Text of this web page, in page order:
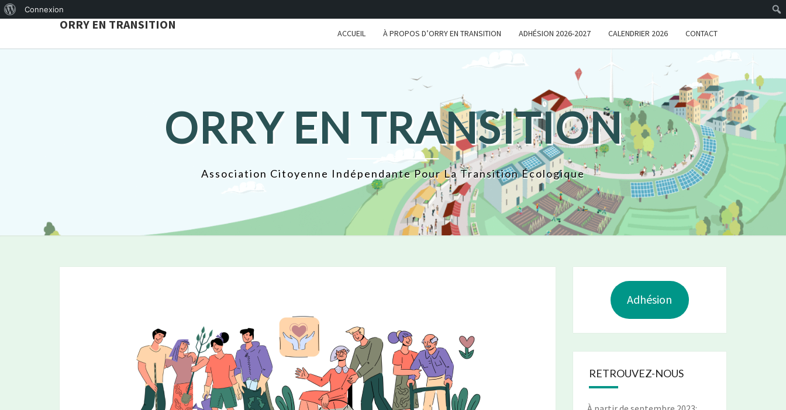
Connexion
ORRY EN TRANSITION
ACCUEIL À PROPOS D’ORRY EN TRANSITION ADHÉSION 2026-2027 CALENDRIER 2026 CONTACT
ORRY EN TRANSITION
Association Citoyenne Indépendante Pour La Transition Écologique
Adhésion
RETROUVEZ-NOUS